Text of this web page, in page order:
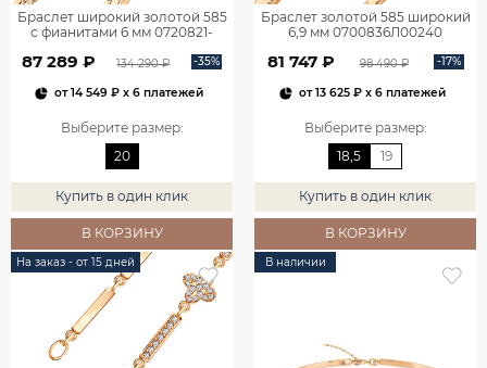
Браслет широкий золотой 585
с фианитами 6 мм 0720821-
87 289 ₽ 134 290 ₽ -35%
от14 549 ₽x 6 платежей
Выберите размер:
20
Купить в один клик
В КОРЗИНУ
Браслет золотой 585 широкий
6,9 мм 0700836Л00240
81 747 ₽ 98 490 ₽ -17%
от13 625 ₽x 6 платежей
Выберите размер:
18,5
19
Купить в один клик
В КОРЗИНУ
На заказ - от 15 дней В наличии